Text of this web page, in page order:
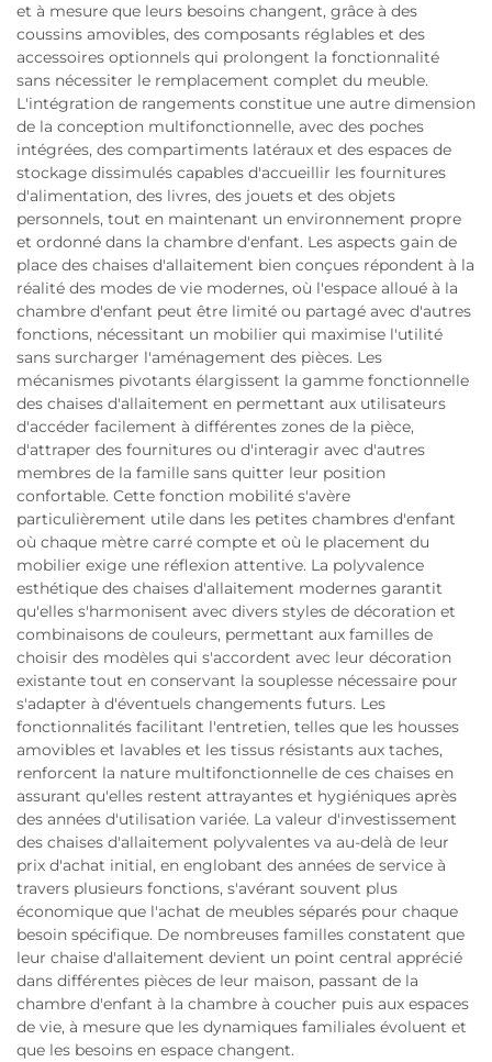
et à mesure que leurs besoins changent, grâce à des
coussins amovibles, des composants réglables et des
accessoires optionnels qui prolongent la fonctionnalité
sans nécessiter le remplacement complet du meuble.
L'intégration de rangements constitue une autre dimension
de la conception multifonctionnelle, avec des poches
intégrées, des compartiments latéraux et des espaces de
stockage dissimulés capables d'accueillir les fournitures
d'alimentation, des livres, des jouets et des objets
personnels, tout en maintenant un environnement propre
et ordonné dans la chambre d'enfant. Les aspects gain de
place des chaises d'allaitement bien conçues répondent à la
réalité des modes de vie modernes, où l'espace alloué à la
chambre d'enfant peut être limité ou partagé avec d'autres
fonctions, nécessitant un mobilier qui maximise l'utilité
sans surcharger l'aménagement des pièces. Les
mécanismes pivotants élargissent la gamme fonctionnelle
des chaises d'allaitement en permettant aux utilisateurs
d'accéder facilement à différentes zones de la pièce,
d'attraper des fournitures ou d'interagir avec d'autres
membres de la famille sans quitter leur position
confortable. Cette fonction mobilité s'avère
particulièrement utile dans les petites chambres d'enfant
où chaque mètre carré compte et où le placement du
mobilier exige une réflexion attentive. La polyvalence
esthétique des chaises d'allaitement modernes garantit
qu'elles s'harmonisent avec divers styles de décoration et
combinaisons de couleurs, permettant aux familles de
choisir des modèles qui s'accordent avec leur décoration
existante tout en conservant la souplesse nécessaire pour
s'adapter à d'éventuels changements futurs. Les
fonctionnalités facilitant l'entretien, telles que les housses
amovibles et lavables et les tissus résistants aux taches,
renforcent la nature multifonctionnelle de ces chaises en
assurant qu'elles restent attrayantes et hygiéniques après
des années d'utilisation variée. La valeur d'investissement
des chaises d'allaitement polyvalentes va au-delà de leur
prix d'achat initial, en englobant des années de service à
travers plusieurs fonctions, s'avérant souvent plus
économique que l'achat de meubles séparés pour chaque
besoin spécifique. De nombreuses familles constatent que
leur chaise d'allaitement devient un point central apprécié
dans différentes pièces de leur maison, passant de la
chambre d'enfant à la chambre à coucher puis aux espaces
de vie, à mesure que les dynamiques familiales évoluent et
que les besoins en espace changent.